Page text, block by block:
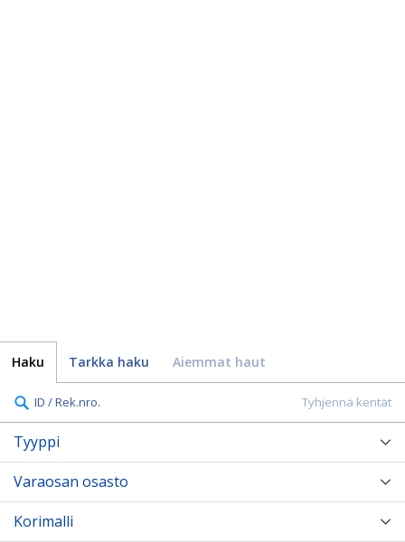
Haku Tarkka haku Aiemmat haut
Tyhjennä kentät
ID / Rek.nro.
Tyyppi
Varaosan osasto
Korimalli